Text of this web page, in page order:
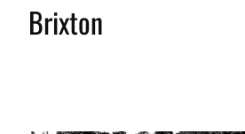
Brixton